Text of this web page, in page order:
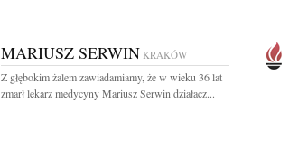
MARIUSZ SERWIN KRAKÓW
Z głębokim żalem zawiadamiamy, że w wieku 36 lat
zmarł lekarz medycyny Mariusz Serwin działacz...